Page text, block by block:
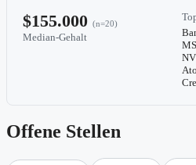
$155.000 (n=20)
Median-Gehalt
Offene Stellen